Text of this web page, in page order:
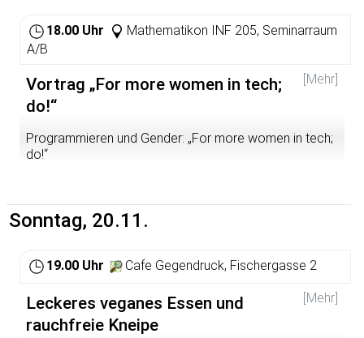
18.00 Uhr
Mathematikon INF 205, Seminarraum
A/B
[Mehr]
Vortrag „For more women in tech;
do!“
Programmieren und Gender: „For more women in tech;
do!“
scannen, uns von autonomen Autos einschüchtern
lassen, 3D-drucken, hochauflösende Selfies schießen
Zukunft ist da, wir haben so viel erreicht. Doch ein Blick
dieser Erde vermittelt ein anderes Bild. Die
Geschlechterdisparität in der IT ist noch immer enorm,
dabei war das nicht immer so und ist alles andere als
Sonntag, 20.11.
19.00 Uhr Cafe Gegendruck, Fischergasse 2
[Mehr]
Leckeres veganes Essen und
rauchfreie Kneipe